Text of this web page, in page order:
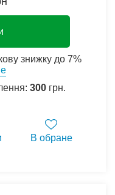
знижку до 7%
300 грн.
В обране